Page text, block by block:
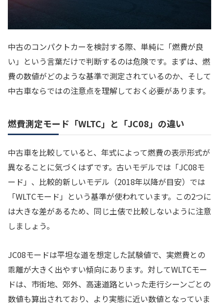
中古のコンパクトカーを検討する際、単純に「燃費が良
い」という言葉だけで判断するのは危険です。まずは、燃
費の数値がどのような基準で測定されているのか、そして
中古車ならではの注意点を理解しておく必要があります。
燃費測定モード「WLTC」と「JC08」の違い
中古車を比較していると、年式によって燃費の表示形式が
異なることに気づくはずです。古いモデルでは「JC08モ
ード」、比較的新しいモデル（2018年以降が目安）では
「WLTCモード」という基準が使われています。この2つに
は大きな差があるため、同じ土俵で比較しないように注意
しましょう。
JC08モードは平坦な道を想定した試験値で、実燃費との
乖離が大きく出やすい傾向にあります。対してWLTCモー
ドは、市街地、郊外、高速道路といった走行シーンごとの
数値も算出されており、より実態に近い数値となっていま